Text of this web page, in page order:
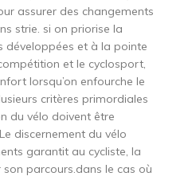
assurer des changements
strie. si on priorise la
développées et à la pointe
et le cyclosport,
lorsqu’on enfourche le
critères primordiales
du vélo doivent être
discernement du vélo
garantit au cycliste, la
son parcours.dans le cas où